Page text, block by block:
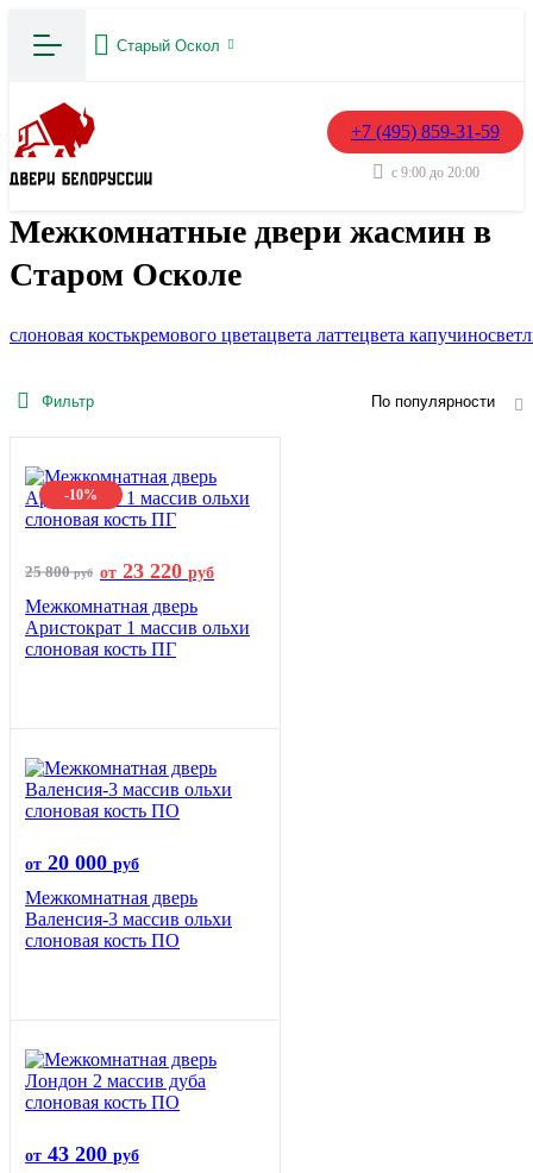
Старый Оскол
+7 (495) 859-31-59
с 9:00 до 20:00
Межкомнатные двери жасмин в
Старом Осколе
слоновая костькремового цветацвета латтецвета капучино
Фильтр По популярности
-10%
25 800руб от 23 220 руб
Межкомнатная дверь
Аристократ 1 массив ольхи
слоновая кость ПГ
от 20 000 руб
Межкомнатная дверь
Валенсия-3 массив ольхи
слоновая кость ПО
от 43 200 руб